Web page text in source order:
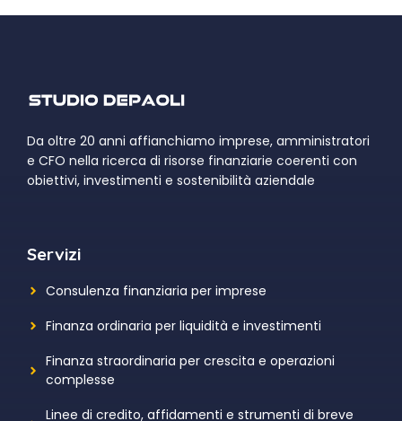
Da oltre 20 anni affianchiamo imprese, amministratori
e CFO nella ricerca di risorse finanziarie coerenti con
obiettivi, investimenti e sostenibilità aziendale
Servizi
Consulenza finanziaria per imprese
Finanza ordinaria per liquidità e investimenti
Finanza straordinaria per crescita e operazioni
complesse
Linee di credito, affidamenti e strumenti di breve